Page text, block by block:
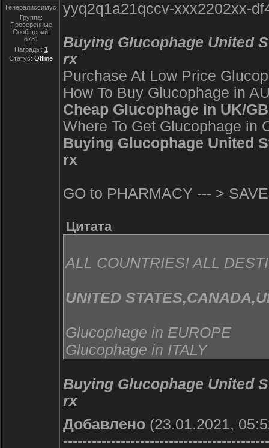
Генералиссимус
Группа:
Проверенные
Сообщений:
6731
Награды: 1
Статус: Offline
yyq2q1a21qccv-xxx2202xx-
Buying Glucophage United
rx
Purchase At Low Price
How To Buy Glucophage in
Cheap Glucophage in UK/
Where To Get Glucophage in
Buying Glucophage United
rx
GO to PHARMACY --- >
Цитата
ALL COUNTRIES! ALL
UNITED
Glucophage in EUROPE
Glucophage in ITALY
Glucophage in SPAIN
Glucophage in GERMANY
Glucophage in IRELAND
Glucophage in NEW
Buying Glucophage United
rx
Добавлено (23.01.2021,